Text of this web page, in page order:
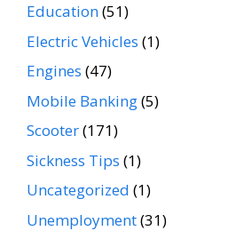
Education(51)
Electric Vehicles (1)
Engines (47)
Mobile Banking(5)
Scooter(171)
Sickness Tips (1)
Uncategorized (1)
Unemployment(31)